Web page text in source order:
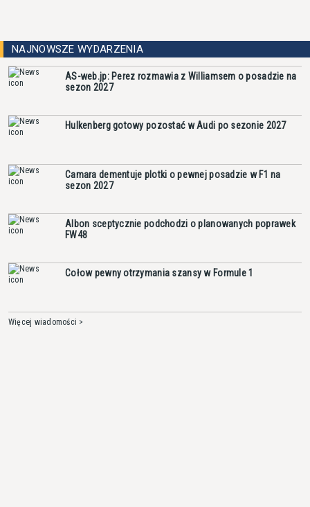
NAJNOWSZE WYDARZENIA
AS-web.jp: Perez rozmawia z Williamsem o posadzie na
sezon 2027
Hulkenberg gotowy pozostać w Audi po sezonie 2027
Camara dementuje plotki o pewnej posadzie w F1 na
sezon 2027
Albon sceptycznie podchodzi o planowanych poprawek
FW48
Cołow pewny otrzymania szansy w Formule 1
Więcej wiadomości >